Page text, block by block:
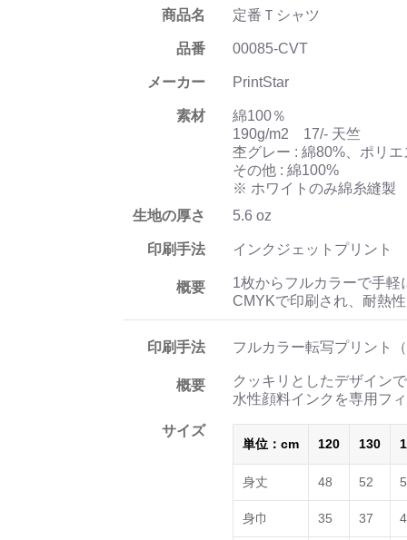
商品名 定番Ｔシャツ
品番 00085-CVT
メーカー PrintStar
素材
綿100％
190g/m2 17/- 天竺
杢グレー : 綿80%、ポリ
その他 : 綿100%
※ ホワイトのみ綿糸縫製
生地の厚さ
5.6 oz
印刷手法 インクジェットプリント
概要
1枚からフルカラーで手
CMYKで印刷され、耐熱
印刷手法 フルカラー転写プリント
概要
クッキリとしたデザイン
水性顔料インクを専用フ
サイズ
単位：cm 120 130
身丈 48 52
身巾 35 37